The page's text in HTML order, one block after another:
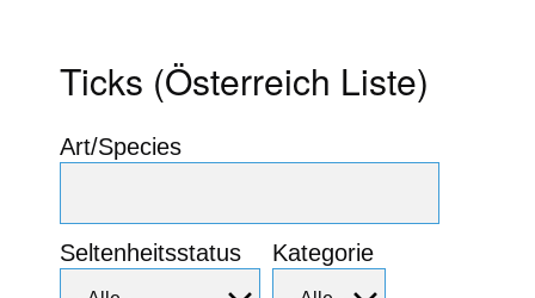
Ticks (Österreich Liste)
Art/Species
Seltenheitsstatus Kategorie